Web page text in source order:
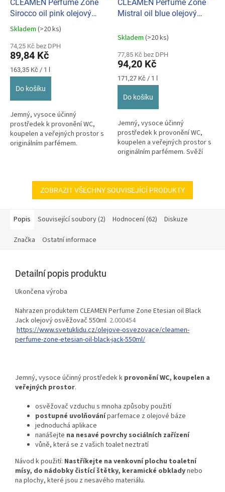
CLEAMEN Perfume Zone
Sirocco oil pink olejový
osvěžovač 550ml
Průměrné
produktu
je
5,0
z
Skladem (>20 ks)
74,25 Kč bez DPH
89,84 Kč
Měrná
cena:
163,35 Kč / 1 l
Do košíku
Jemný, vysoce účinný
prostředek k provonění WC,
koupelen a veřejných prostor s
originálním parfémem.
CLEAMEN Perfume Zone
Mistral oil blue olejový
Skladem (>20 ks)
77,85 Kč bez DPH
94,20 Kč
Měrná
cena:
171,27 Kč / 1 l
Do košíku
Jemný, vysoce účinný
prostředek k provonění WC,
koupelen a veřejných prostor s
originálním parfémem. Svěží
ZOBRAZIT VŠECHNY SOUVISEJÍCÍ PRODUKTY
Popis Související soubory (2) Hodnocení (62) Diskuze
Značka Ostatní informace
Detailní popis produktu
Ukončena výroba
Nahrazen produktem CLEAMEN Perfume Zone Etesian oil Black
Jack olejový osvěžovač 550ml 2.000454
https://www.svetuklidu.cz/olejove-osvezovace/cleamen-
perfume-zone-etesian-oil-black-jack-550ml/
Jemný, vysoce účinný prostředek k provonění WC, koupelen a
veřejných prostor.
osvěžovač vzduchu s mnoha způsoby použití
postupné uvolňováníparfemace z olejové báze
jednoduchá aplikace
nanášejte na nesavé povrchy sociálních zařízení
vůně, která se z vašich toalet neztratí
Návod k použití: Nastříkejte na venkovní plochu toaletní
mísy, do nádobky čistící štětky, keramické obkladynebo
na plochy, které jsou z nesavého materiálu.